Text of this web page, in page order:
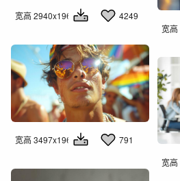
宽高 2940x1960
4249
宽
宽高 3497x1960
791
宽